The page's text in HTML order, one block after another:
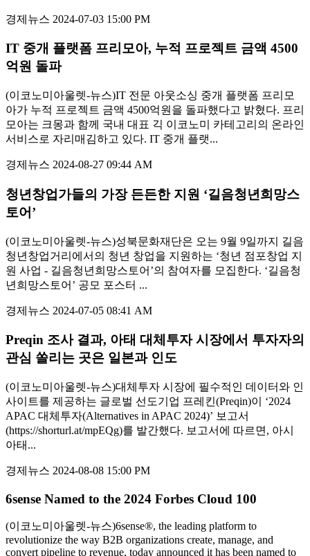
경제뉴스 2024-07-03 15:00 PM
IT 중개 플랫폼 프리모아, 누적 프로젝트 금액 4500
억원 돌파
(이코노미아울렛-뉴스)IT 전문 아웃소싱 중개 플랫폼 프리모
아가 누적 프로젝트 금액 4500억원을 돌파했다고 밝혔다. 프리
모아는 크몽과 함께 국내 대표 긱 이코노미 카테고리의 온라인
서비스로 자리매김하고 있다. IT 중개 플랫...
경제뉴스 2024-08-27 09:44 AM
청년창업가들의 가장 든든한 지원 ‘길음청년희망스
토어’
(이코노미아울렛-뉴스)성북문화재단은 오는 9월 9일까지 길음
청년창업거리에서의 청년 창업을 지원하는 ‘청년 점포창업 지
원 사업 - 길음청년희망스토어’의 참여자를 모집한다. ‘길음청
년희망스토어’ 공모 포스터 ...
경제뉴스 2024-07-05 08:41 AM
Preqin 조사 결과, 아태 대체투자 시장에서 투자자의
관심 쏠리는 곳은 일본과 인도
(이코노미아울렛-뉴스)대체투자 시장에 필수적인 데이터와 인
사이트를 제공하는 글로벌 선도기업 프레킨(Preqin)이 ‘2024
APAC 대체투자(Alternatives in APAC 2024)’ 보고서
(https://shorturl.at/mpEQg)를 발간했다. 보고서에 따르면, 아시
아태...
경제뉴스 2024-08-08 15:00 PM
6sense Named to the 2024 Forbes Cloud 100
(이코노미아울렛-뉴스)6sense®, the leading platform to
revolutionize the way B2B organizations create, manage, and
convert pipeline to revenue, today announced it has been named to